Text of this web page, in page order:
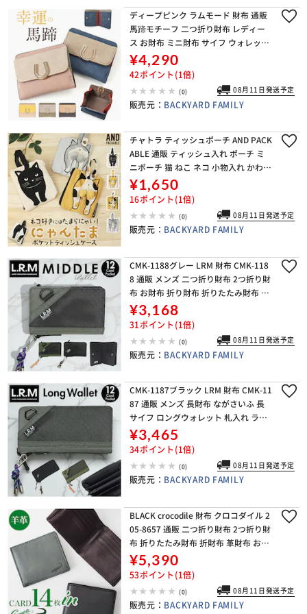
ディープピンク ラムモード 財布 通販
馬蹄モチーフ 二つ折り財布 レディー
ス お財布 ミニ財布 サイフ ウォレット
小銭入れ カード入れ lamb mode 378
90T コンパクト 大人 女性 ギ
¥4,290
42ポイント(1倍)
(0) 08月11日発送予定
販売元： BACKYARD FAMILY
チャトラ ティッシュポーチ AND PACK
ABLE 通販 ティッシュ入れ ポーチ ミ
ニポーチ 猫 ねこ ネコ 小物入れ かわい
い コスメポーチ ポケットティッシュ
ポーチ メイクポーチ おしゃれ 化粧
¥1,650
16ポイント(1倍)
(0) 08月11日発送予定
販売元： BACKYARD FAMILY
CMK-1188グレー LRM 財布 CMK-118
8 通販 メンズ 二つ折り財布 2つ折り財
布 お財布 折り財布 折りたたみ財布 小
銭入れあり L字ファスナー さいふ サイ
フ カラビナ付き 使いやす
¥3,168
31ポイント(1倍)
(0) 08月11日発送予定
販売元： BACKYARD FAMILY
CMK-1187ブラック LRM 財布 CMK-11
87 通販 メンズ 長財布 ながさいふ 長
サイフ ロングウォレット 札入れ ラウ
ンドファスナー 小銭入れあり さいふ
サイフ カラビナ付き 使いやす
¥3,465
34ポイント(1倍)
(0) 08月11日発送予定
販売元： BACKYARD FAMILY
BLACK crocodile 財布 クロコダイル 2
05-8657 通販 二つ折り財布 2つ折り財
布 折りたたみ財布 折財布 革財布 お財
布 さいふ サイフ 小銭入れなし カード
入れ メンズ ブラン
¥5,390
53ポイント(1倍)
(0) 08月11日発送予定
販売元： BACKYARD FAMILY